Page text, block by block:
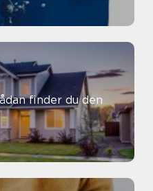
finder du den